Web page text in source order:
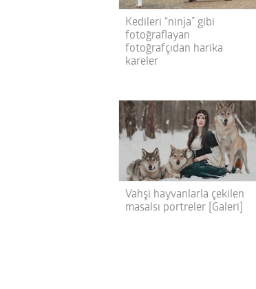
Kedileri “ninja” gibi
fotoğraflayan
fotoğrafçıdan harika
kareler
Vahşi hayvanlarla çekilen
masalsı portreler [Galeri]